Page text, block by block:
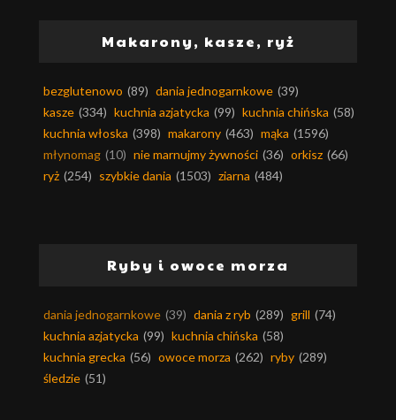
Makarony, kasze, ryż
bezglutenowo (89) dania jednogarnkowe (39)
kasze (334) kuchnia azjatycka (99) kuchnia chińska (58)
kuchnia włoska (398) makarony (463) mąka (1596)
młynomag (10) nie marnujmy żywności (36) orkisz (66)
ryż (254) szybkie dania (1503) ziarna (484)
Ryby i owoce morza
dania jednogarnkowe (39) dania z ryb (289) grill (74)
kuchnia azjatycka (99) kuchnia chińska (58)
kuchnia grecka (56) owoce morza (262) ryby (289)
śledzie (51)